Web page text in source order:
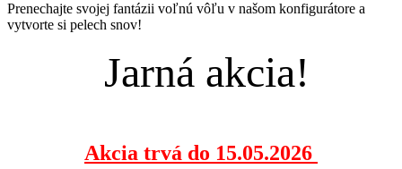
Prenechajte svojej fantázii voľnú vôľu v našom konfigurátore a
vytvorte si pelech snov!
Jarná akcia!
Akcia trvá do 15.05.2026